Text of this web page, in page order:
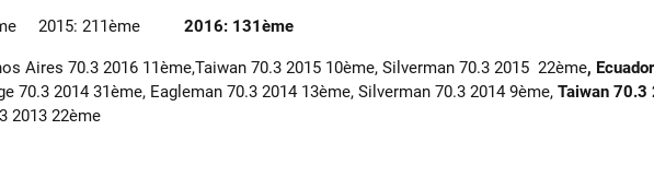
2015: 211ème2016: 131ème
Aires 70.3 2016 11ème,Taiwan 70.3 2015 10ème, Silverman 70.3 2015 22ème,
70.3 2014 31ème, Eagleman 70.3 2014 13ème, Silverman 70.3 2014 9ème,Taiwan 70.3
2013 22ème